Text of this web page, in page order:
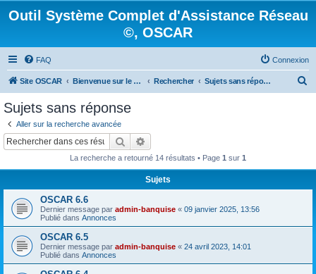
Outil Système Complet d'Assistance Réseau
©, OSCAR
FAQ Connexion
Site OSCAR Bienvenue sur le nouveau forum OSCAR Rechercher Sujets sans réponse
Sujets sans réponse
Aller sur la recherche avancée
Rechercher
La recherche a retourné 14 résultats • Page 1 sur 1
Sujets
OSCAR 6.6
Dernier message par admin-banquise « 09 janvier 2025, 13:56
Publié dans Annonces
OSCAR 6.5
Dernier message par admin-banquise « 24 avril 2023, 14:01
Publié dans Annonces